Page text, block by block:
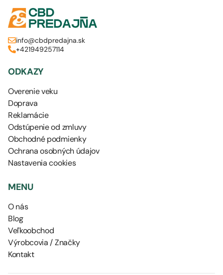
info@cbdpredajna.sk
+421949257114
ODKAZY
Overenie veku
Doprava
Reklamácie
Odstúpenie od zmluvy
Obchodné podmienky
Ochrana osobných údajov
Nastavenia cookies
MENU
O nás
Blog
Veľkoobchod
Výrobcovia / Značky
Kontakt